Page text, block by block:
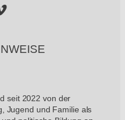
seit 2022 von der
Jugend und Familie als